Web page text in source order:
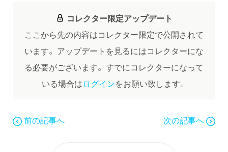
コレクター限定アップデート
ここから先の内容はコレクター限定で公開されて
います。 アップデートを見るにはコレクターにな
る必要がございます。 すでにコレクターになって
いる場合はログインをお願い致します。
前の記事へ 次の記事へ